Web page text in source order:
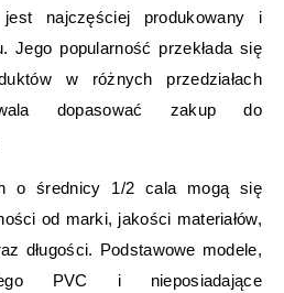
najczęściej produkowany i
Jego popularność przekłada się
w różnych przedziałach
dopasować zakup do
o średnicy 1/2 cala mogą się
od marki, jakości materiałów,
długości. Podstawowe modele,
PVC i nieposiadające